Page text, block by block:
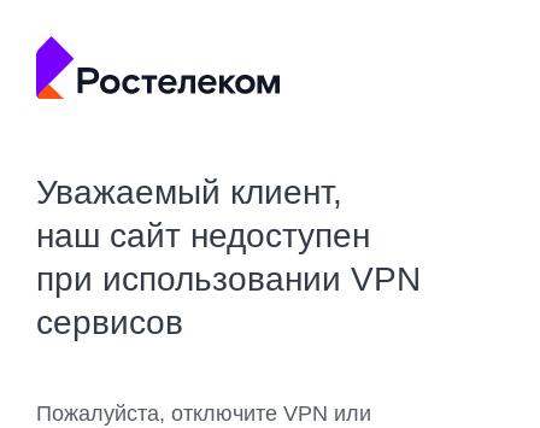
Уважаемый клиент,
наш сайт недоступен
при использовании VPN
сервисов
Пожалуйста, отключите VPN или